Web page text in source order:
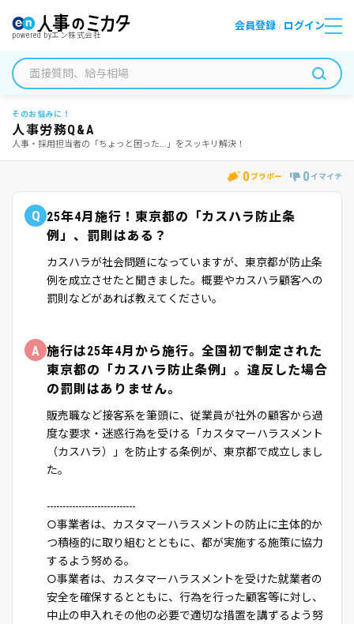
powered byエン株式会社
会員登録 / ログイン
そのお悩みに！
人事労務Q&A
人事・採用担当者の「ちょっと困った...」をスッキリ解決！
0 ブラボー 0 イマイチ
Q 25年4月施行！東京都の「カスハラ防止条
例」、罰則はある？
カスハラが社会問題になっていますが、東京都が防止条
例を成立させたと聞きました。概要やカスハラ顧客への
罰則などがあれば教えてください。
A 施行は25年4月から施行。全国初で制定された
東京都の「カスハラ防止条例」。違反した場合
の罰則はありません。
販売職など接客系を筆頭に、従業員が社外の顧客から過
度な要求・迷惑行為を受ける「カスタマーハラスメント
（カスハラ）」を防止する条例が、東京都で成立しまし
た。
----------------------------
○事業者は、カスタマーハラスメントの防止に主体的か
つ積極的に取り組むとともに、都が実施する施策に協力
するよう努める。
○事業者は、カスタマーハラスメントを受けた就業者の
安全を確保するとともに、行為を行った顧客等に対し、
中止の申入れその他の必要で適切な措置を講ずるよう努